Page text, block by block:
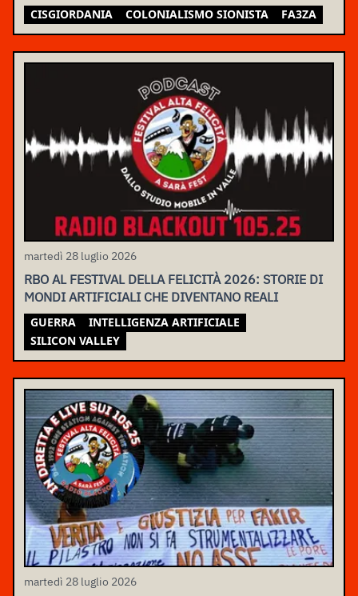
CISGIORDANIA COLONIALISMO SIONISTA FA3ZA
martedì 28 luglio 2026
RBO AL FESTIVAL DELLA FELICITÀ 2026: STORIE DI
MONDI ARTIFICIALI CHE DIVENTANO REALI
GUERRA
INTELLIGENZA ARTIFICIALE
SILICON VALLEY
martedì 28 luglio 2026